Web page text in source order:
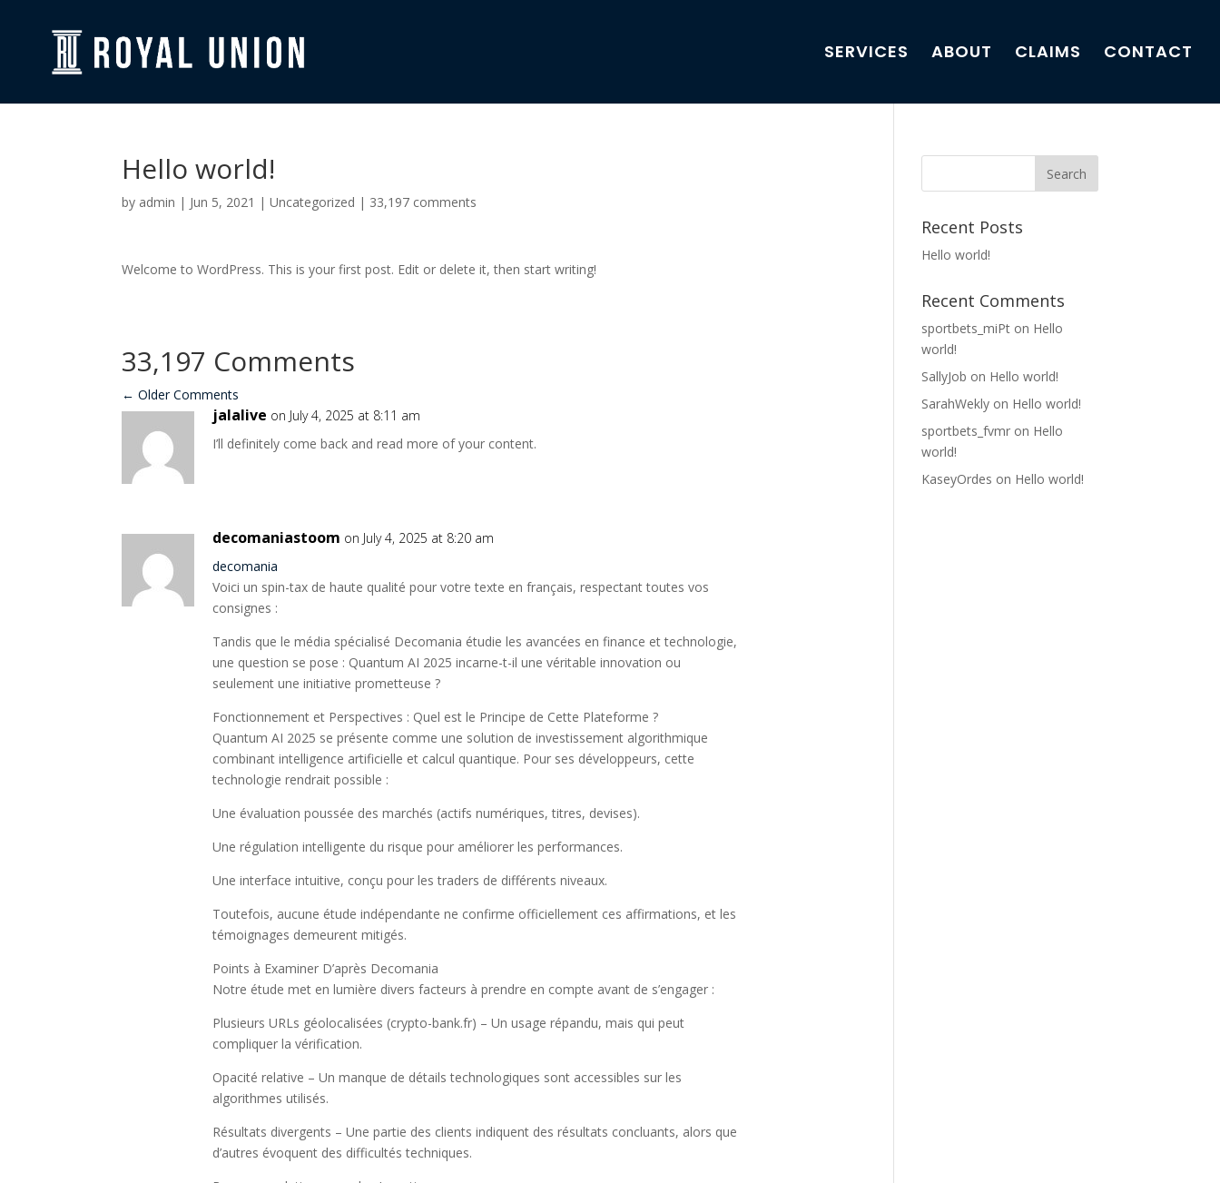
SERVICES ABOUT CLAIMS CONTACT
Hello world!
by admin | Jun 5, 2021 |Uncategorized | 33,197 comments
Welcome to WordPress. This is your first post. Edit or delete it, then start writing!
33,197 Comments
← Older Comments
jalalive on July 4, 2025 at 8:11 am
I’ll definitely come back and read more of your content.
decomaniastoom on July 4, 2025 at 8:20 am
decomania
Voici un spin-tax de haute qualité pour votre texte en français, respectant toutes vos
consignes :
Tandis que le média spécialisé Decomania étudie les avancées en finance et technologie,
une question se pose : Quantum AI 2025 incarne-t-il une véritable innovation ou
seulement une initiative prometteuse ?
Fonctionnement et Perspectives : Quel est le Principe de Cette Plateforme ?
Quantum AI 2025 se présente comme une solution de investissement algorithmique
combinant intelligence artificielle et calcul quantique. Pour ses développeurs, cette
technologie rendrait possible :
Une évaluation poussée des marchés (actifs numériques, titres, devises).
Une régulation intelligente du risque pour améliorer les performances.
Une interface intuitive, conçu pour les traders de différents niveaux.
Toutefois, aucune étude indépendante ne confirme officiellement ces affirmations, et les
témoignages demeurent mitigés.
Points à Examiner D’après Decomania
Notre étude met en lumière divers facteurs à prendre en compte avant de s’engager :
Plusieurs URLs géolocalisées (crypto-bank.fr) – Un usage répandu, mais qui peut
compliquer la vérification.
Opacité relative – Un manque de détails technologiques sont accessibles sur les
algorithmes utilisés.
Résultats divergents – Une partie des clients indiquent des résultats concluants, alors que
d’autres évoquent des difficultés techniques.
Recent Posts
Hello world!
Recent Comments
sportbets_miPt on Hello
world!
SallyJob on Hello world!
SarahWekly on Hello world!
sportbets_fvmr on Hello
world!
KaseyOrdes on Hello world!